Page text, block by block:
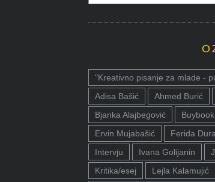
"Kreativno pisanje za mlade -
Adisa Bašić
Ahmed Burić
Bjanka Alajbegović
Buybook
Ervin Mujabašić
Ferida
Intervju
Ivana Golijanin
Kritika/esej
Lejla Kalamujić